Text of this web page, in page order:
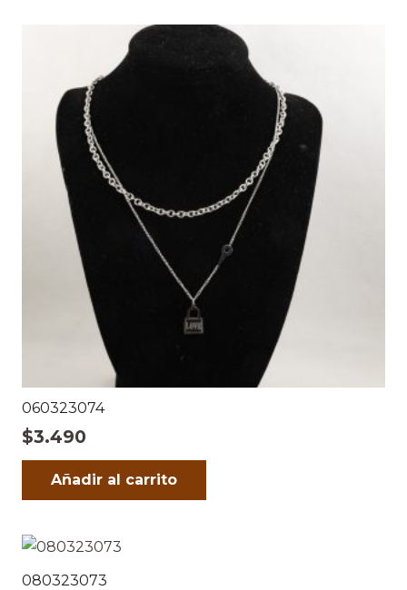
060323074
$3.490
Añadir al carrito
080323073